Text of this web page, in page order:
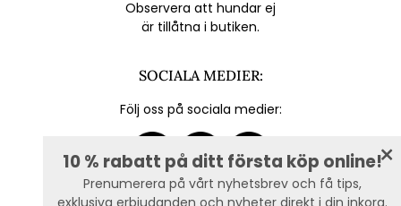
10 % rabatt på ditt första köp online!
Prenumerera på vårt nyhetsbrev och få tips,
exklusiva erbjudanden och nyheter direkt i din inkorg.
Observera att hundar ej
är tillåtna i butiken.
SOCIALA MEDIER:
Följ oss på sociala medier: